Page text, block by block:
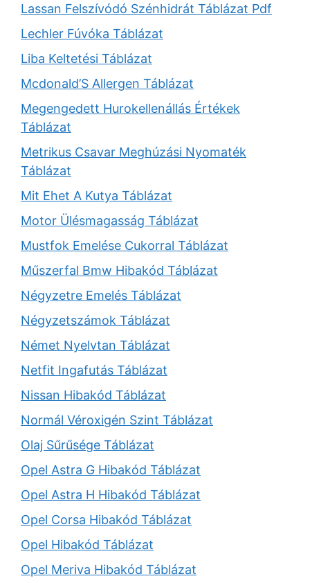
Lassan Felszívódó Szénhidrát Táblázat Pdf
Lechler Fúvóka Táblázat
Liba Keltetési Táblázat
Mcdonald’S Allergen Táblázat
Megengedett Hurokellenállás Értékek
Táblázat
Metrikus Csavar Meghúzási Nyomaték
Táblázat
Mit Ehet A Kutya Táblázat
Motor Ülésmagasság Táblázat
Mustfok Emelése Cukorral Táblázat
Műszerfal Bmw Hibakód Táblázat
Négyzetre Emelés Táblázat
Négyzetszámok Táblázat
Német Nyelvtan Táblázat
Netfit Ingafutás Táblázat
Nissan Hibakód Táblázat
Normál Véroxigén Szint Táblázat
Olaj Sűrűsége Táblázat
Opel Astra G Hibakód Táblázat
Opel Astra H Hibakód Táblázat
Opel Corsa Hibakód Táblázat
Opel Hibakód Táblázat
Opel Meriva Hibakód Táblázat